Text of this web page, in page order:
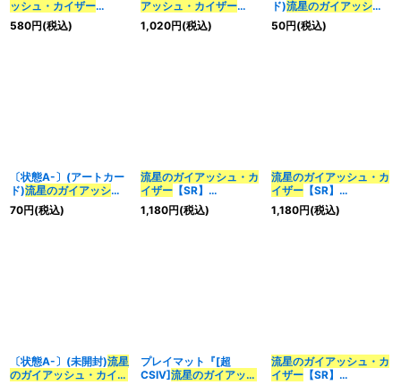
ッシュ・カイザー
【SR】{23EX115/84}
《多》
580円(税込)
アッシュ・カイザー
【SR】{23EX115/84}
《多》
1,020円(税込)
ド)流星のガイアッシ
ュ・カイザー
《》
50円(税込)
〔状態A-〕(アートカー
ド)流星のガイアッシ
ュ・カイザー
《》
70円(税込)
流星のガイアッシュ・カ
イザー【SR】
{22RP1TR6/TR10}
《多》
1,180円(税込)
流星のガイアッシュ・カ
イザー【SR】
{22RP2TR7/TR10}
《多》
1,180円(税込)
〔状態A-〕(未開封)流星
のガイアッシュ・カイザ
プレイマット『[超
CSIV]流星のガイアッシ
流星のガイアッシュ・カ
イザー【SR】